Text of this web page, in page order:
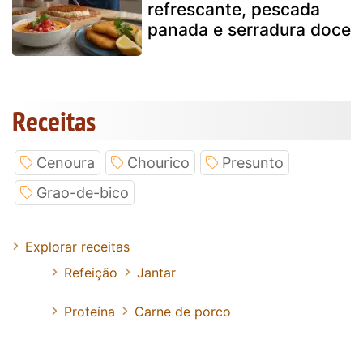
refrescante, pescada
panada e serradura doce
Receitas
Cenoura Chourico
Presunto
Grao-de-bico
Explorar receitas
Refeição
Jantar
Proteína Carne de porco